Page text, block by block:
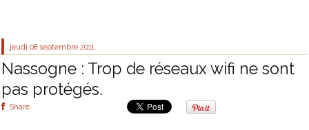
jeudi 08 septembre 2011
Nassogne : Trop de réseaux wifi ne sont
pas protégés.
Share